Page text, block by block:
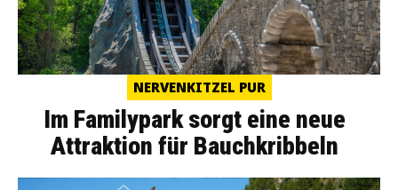
NERVENKITZEL PUR
Im Familypark sorgt eine neue
Attraktion für Bauchkribbeln